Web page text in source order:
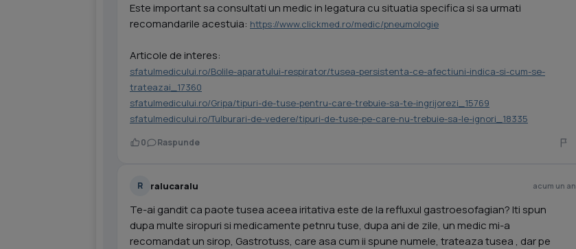
Este important sa consultati un medic in legatura cu situatia specifica si sa urmati
recomandarile acestuia: https://www.clickmed.ro/medic/pneumologie
Articole de interes:
sfatulmedicului.ro/Bolile-aparatului-respirator/tusea-persistenta-ce-afectiuni-indica-si-cum-se-
trateazai_17360
sfatulmedicului.ro/Gripa/tipuri-de-tuse-pentru-care-trebuie-sa-te-ingrijorezi_15769
sfatulmedicului.ro/Tulburari-de-vedere/tipuri-de-tuse-pe-care-nu-trebuie-sa-le-ignori_18335
0 Raspunde
R ralucaralu acum un an
Te-ai gandit ca paote tusea aceea iritativa este de la refluxul gastroesofagian? Iti spun
dupa multe siropuri si medicamente petnru tuse, dupa ani de zile, un medic mi-a
recomandat un sirop, Gastrotuss, care asa cum ii spune numele, trateaza tusea , dar pe